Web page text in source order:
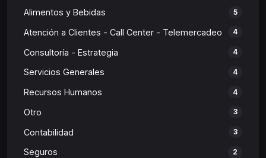
Alimentos y Bebidas 5
Atención a Clientes - Call Center - Telemercadeo 4
Consultoría - Estrategia 4
Servicios Generales 4
Recursos Humanos 4
Otro 3
Contabilidad 3
Seguros 2